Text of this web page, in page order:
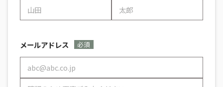
名
姓
メールアドレス 必須
メールアドレ